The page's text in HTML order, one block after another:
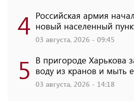
4 Российская армия
новый населенный
03 августа, 2026 - 09:45
5 В пригороде Харькова
воду из кранов и мыть
03 августа, 2026 - 14:18